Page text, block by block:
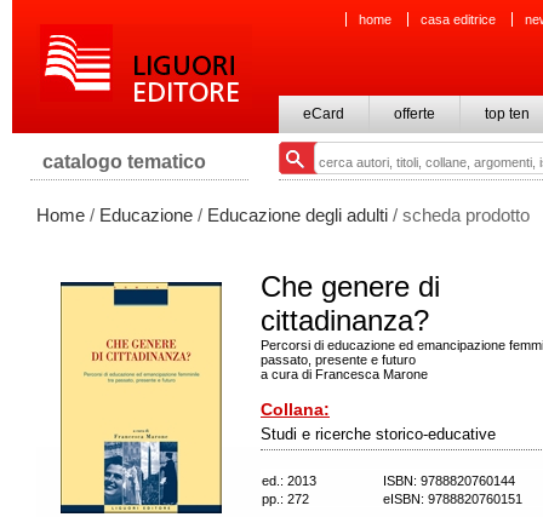
home casa editrice
eCard offerte top ten
catalogo tematico
Home / Educazione / Educazione degli adulti / scheda prodotto
Che genere di
cittadinanza?
Percorsi di educazione ed emancipazione
passato, presente e futuro
a cura di Francesca Marone
Collana:
Studi e ricerche storico-educative
ed.: 2013
ISBN: 9788820760144
pp.: 272
eISBN: 9788820760151